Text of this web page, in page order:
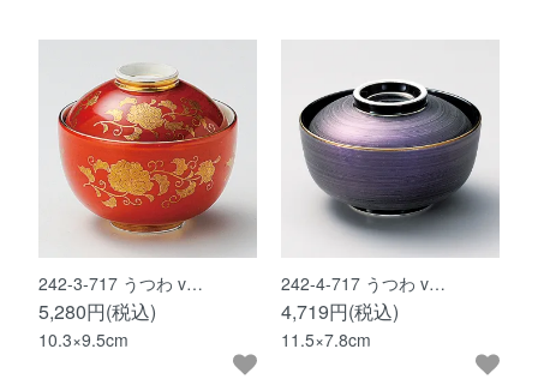
242-3-717 うつわ v…
5,280円(税込)
10.3×9.5cm
242-4-717 うつわ v…
4,719円(税込)
11.5×7.8cm